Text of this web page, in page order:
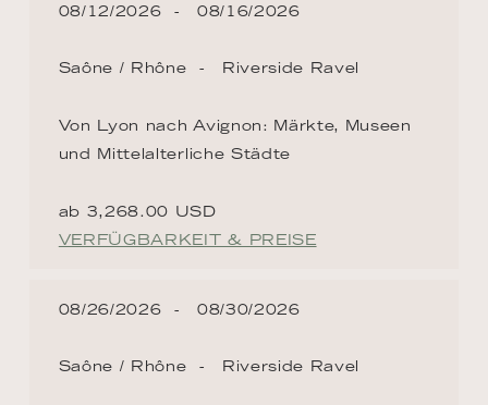
08/12/2026 08/16/2026
Saône / Rhône Riverside Ravel
Von Lyon nach Avignon: Märkte, Museen
und Mittelalterliche Städte
ab 3,268.00 USD
VERFÜGBARKEIT & PREISE
08/26/2026 08/30/2026
Saône / Rhône Riverside Ravel